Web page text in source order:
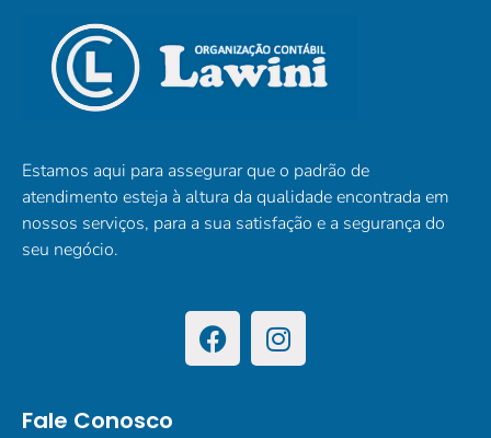
Estamos aqui para assegurar que o padrão de
atendimento esteja à altura da qualidade encontrada em
nossos serviços, para a sua satisfação e a segurança do
seu negócio.
Fale Conosco